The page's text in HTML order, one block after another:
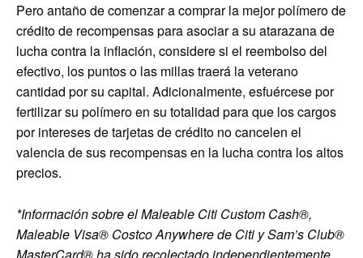
Pero antaño de comenzar a comprar la mejor polímero de
crédito de recompensas para asociar a su atarazana de
lucha contra la inflación, considere si el reembolso del
efectivo, los puntos o las millas traerá la veterano
cantidad por su capital. Adicionalmente, esfuércese por
fertilizar su polímero en su totalidad para que los cargos
por intereses de tarjetas de crédito no cancelen el
valencia de sus recompensas en la lucha contra los altos
precios.
*Información sobre elMaleable Citi Custom Cash®,
Maleable Visa® Costco Anywhere de Citi y Sam’s Club®